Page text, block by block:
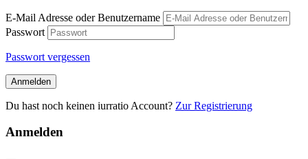
E-Mail Adresse oder Benutzername
Passwort
Passwort vergessen
Anmelden
Du hast noch keinen iurratio Account? Zur Registrierung
Anmelden